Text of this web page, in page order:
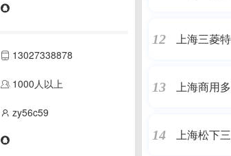
13027338878
1000人以上
zy56c59
12 上海三菱
13 上海商用
14
上海松下